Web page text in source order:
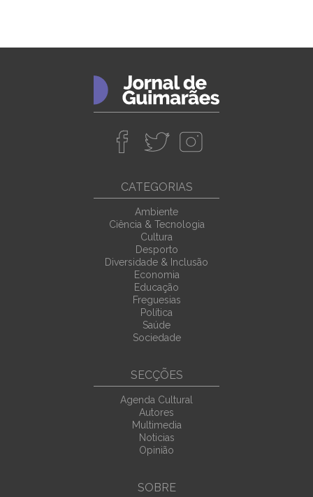
CATEGORIAS
Ambiente
Ciência & Tecnologia
Cultura
Desporto
Diversidade & Inclusão
Economia
Educação
Freguesias
Política
Saúde
Sociedade
SECÇÕES
Agenda Cultural
Autores
Multimedia
Noticias
Opinião
SOBRE